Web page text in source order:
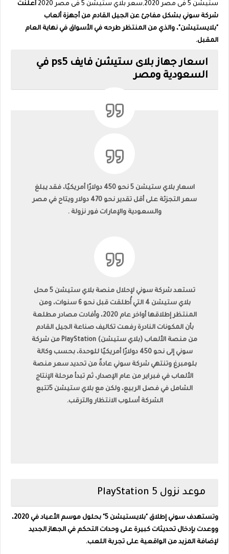
ستيشن 5 فى مصر 2020,سعر بلاي ستيشن 5 فى مصر 2020
أعلنت
شركة سوني بشكل مفاجئ عن الجيل القادم من أجهزة ألعاب
"بلايستيشن"، والذي من المنتظر طرحه في الأسواق في نهاية العام
المقبل.
اسعار جهاز بلاى ستيشن فايف ps5 في
السعودية ومصر
اسعار بلاي ستيشن 5 نحو 450 دولارًا أمريكيًا، فقد يبلغ
سعر التجزئة على أقل تقدير نحو 470 دولار ويتاح في مصر
والسعودية والإمارات فور نزولة .
تستعد شركة سوني لإحلال منصة بلاي ستيشن 5 محل
بلاي ستيشن 4 التي أُطلقت قبل نحو 6 سنوات، ومن
المنتظر إطلاقها أواخر عام 2020، وأفادت مصادر مطلعة
بأن المكونات النادرة رفعت تكاليف صناعة الجيل القادم
من منصة الألعاب (بلاي ستيشن) PlayStation من شركة
سوني إلى نحو 450 دولارًا أمريكيًا للوحدة، بحسب وكالة
بلومبرغوتنتهي شركة سوني عادةً من تحديد سعر منصة
الألعاب في فبراير من عام الإصدار، ثم تبدأ مرحلة الإنتاج
الشامل في فصل الربيع، ولكن مع بلاي ستيشن 5تتبع
الشركة أسلوب الانتظار والترقب.
موعد نزول PlayStation 5
وتستهدف سوني إطلاق "بلايستيشن 5" بحلول موسم الأعياد في 2020،
ووعدت بإدخال تحديثات كبيرة على وحدات التحكم في الجهاز الجديد
لإضافة المزيد من الواقعية على تجربة اللعب.